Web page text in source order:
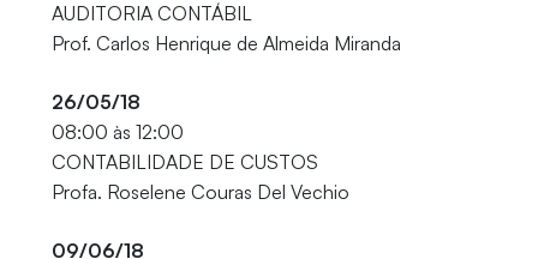
AUDITORIA CONTÁBIL
Prof. Carlos Henrique de Almeida Miranda
26/05/18
08:00 às 12:00
CONTABILIDADE DE CUSTOS
Profa. Roselene Couras Del Vechio
09/06/18